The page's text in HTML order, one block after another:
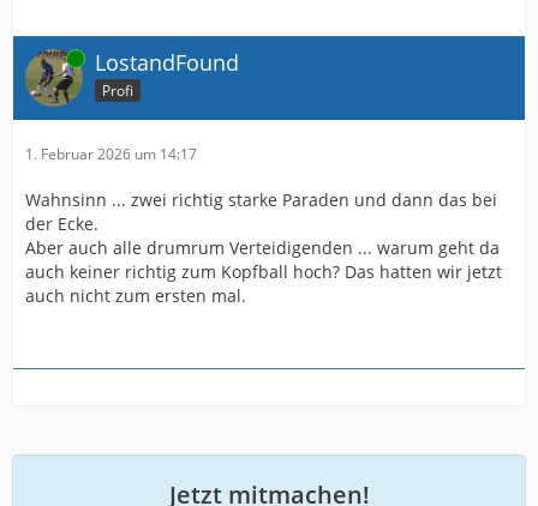
Online LostandFound
Profi
1. Februar 2026 um 14:17
Wahnsinn ... zwei richtig starke Paraden und dann das bei
der Ecke.
Aber auch alle drumrum Verteidigenden ... warum geht da
auch keiner richtig zum Kopfball hoch? Das hatten wir jetzt
auch nicht zum ersten mal.
Jetzt mitmachen!